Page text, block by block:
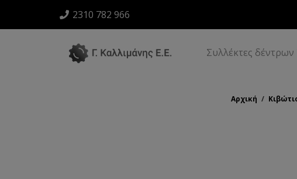
2310 782 966
Συλλέκτες δέντρων
Αρχική /